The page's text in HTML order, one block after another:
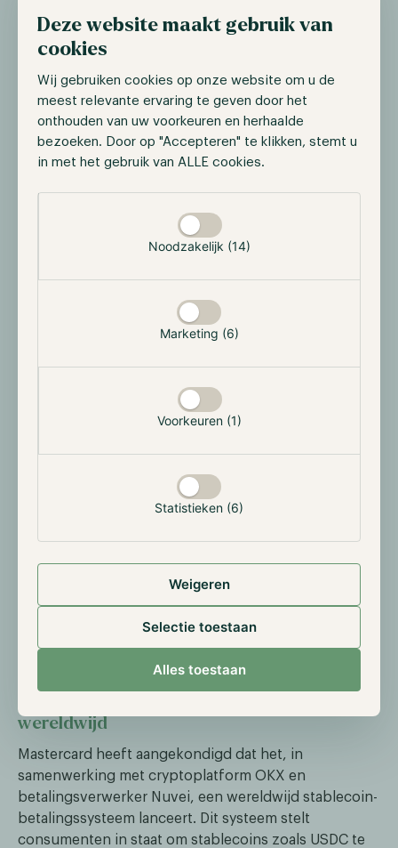
Deze website maakt gebruik van
cookies
Wij gebruiken cookies op onze website om u de
meest relevante ervaring te geven door het
onthouden van uw voorkeuren en herhaalde
bezoeken. Door op "Accepteren" te klikken, stemt u
in met het gebruik van ALLE cookies.
Noodzakelijk (14)
Marketing (6)
Voorkeuren (1)
Statistieken (6)
Weigeren
Selectie toestaan
Alles toestaan
waaronder Nederland en België, nu direct via de
Bunq-app kunnen handelen in meer dan 300
cryptovaluta, zoals Bitcoin, Ethereum en Solana. Deze
dienst wordt mogelijk gemaakt door een
samenwerking met het Amerikaanse crypto-
handelsplatform Kraken. Met deze stap wordt Bunq
de eerste grote Nederlandse bank die cryptohandel
integreert in haar dienstenaanbod, wat een
digitale activa in de traditionele bankensector. Bunq
heeft plannen om deze dienst verder uit te breiden
naar andere markten, waaronder het Verenigd
SEC stelt beslissing over crypto-ETF's
De Amerikaanse Securities and Exchange Commission
(SEC) heeft de beslissingen over meerdere aanvragen
voor nieuwe crypto-ETF's, waaronder die voor XRP en
vertragingen waren verwacht, aangezien veel ETF-
aanvragen pas in oktober of later definitieve
deadlines hebben. Analisten, zoals James Seyffart van
De vertragingen worden deels toegeschreven aan de
recente benoeming van Paul Atkins als nieuwe SEC-
voorzitter, wat kan leiden tot een herziening van het
beleid ten aanzien van crypto-activa.
wereldwijd
Mastercard heeft aangekondigd dat het, in
samenwerking met cryptoplatform OKX en
betalingsverwerker Nuvei, een wereldwijd stablecoin-
betalingssysteem lanceert. Dit systeem stelt
consumenten in staat om stablecoins zoals USDC te